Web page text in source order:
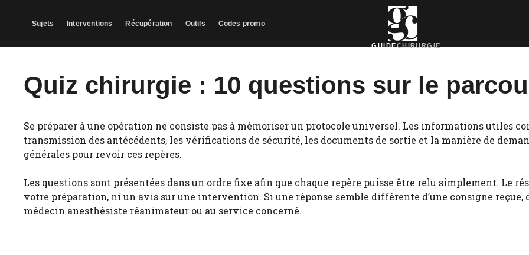
GUIDECHIRURGIE
Sujets Interventions Récupération Outils Codes promo
Quiz chirurgie : 10 questions sur le
Se préparer à une opération ne consiste pas à mémoriser un protocole universel. Les informations utiles
transmission des antécédents, les vérifications de sécurité, les documents de sortie et la manière de
générales pour revoir ces repères.
Les questions sont présentées dans un ordre fixe afin que chaque repère puisse être relu simplement. Le
votre préparation, ni un avis sur une intervention. Si une réponse semble différente d’une consigne
médecin anesthésiste réanimateur ou au service concerné.